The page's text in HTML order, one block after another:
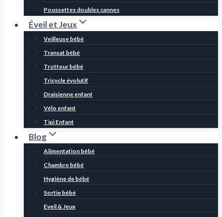
Poussettes doubles cannes
Éveil et Jeux
Veilleuse bébé
Transat bébé
Trotteur bébé
Tricycle évolutif
Draisienne enfant
Vélo enfant
Tipi Enfant
Blog
Alimentation bébé
Chambre bébé
Hygiène de bébé
Sortie bébé
Eveil & Jeux